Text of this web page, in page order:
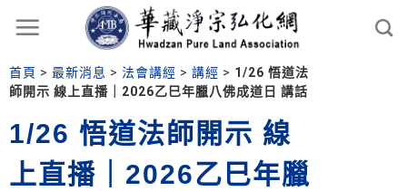
首頁 > 最新消息 > 法會講經 > 講經 > 1/26 悟道法
師開示 線上直播｜2026乙巳年臘八佛成道日 講話
1/26 悟道法師開示 線
上直播｜2026乙巳年臘